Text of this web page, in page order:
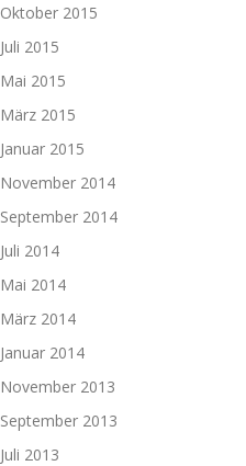
Oktober 2015
Juli 2015
Mai 2015
März 2015
Januar 2015
November 2014
September 2014
Juli 2014
Mai 2014
März 2014
Januar 2014
November 2013
September 2013
Juli 2013